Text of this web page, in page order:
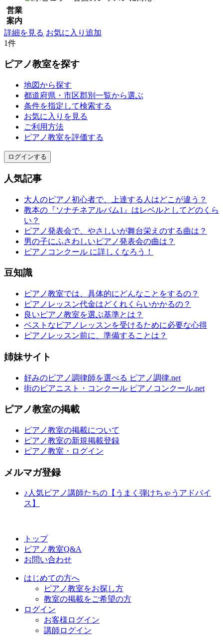
営業
案内
詳細を見る お気に入り追加
1件
ピアノ教室を探す
地図から探す
都道府県・市区郡別一覧から選ぶ
条件を指定して検索する
お気に入りを見る
ご利用方法
ピアノ教室を評価する
ログインする
人気記事
大人のピアノ初心者で、上達する人はどこが違う？
教本の『ソナチネアルバム1』はレベルとしてどのくら
い？
ピアノ発表会で、やさしいが舞台栄えのする曲は？
男の子にふさわしいピアノ発表会の曲は？
ピアノコンクール に詳しくなろう！
豆知識
ピアノ教室では、具体的にどんなことをするの？
ピアノレッスン代金はどくれくらいかかるの？
良いピアノ教室を選ぶ基準とは？
ベストなピアノレッスンを受けるために必要な心得
ピアノレッスン前に、準備することは？
姉妹サイト
好みのピアノ調律師を選べる ピアノ調律.net
街のピアニスト・コンクール ピアノコンクール.net
ピアノ教室の掲載
ピアノ教室の掲載について
ピアノ教室の新規掲載登録
ピアノ教室・ログイン
メルマガ登録
♪人気ピアノ講師たちの【うまく弾けちゃうアドバイ
ス】
トップ
ピアノ教室Q&A
お問い合わせ
はじめての方へ
ピアノ教室をお探し方
教室の掲載をご希望の方
ログイン
お客様ログイン
講師ログイン